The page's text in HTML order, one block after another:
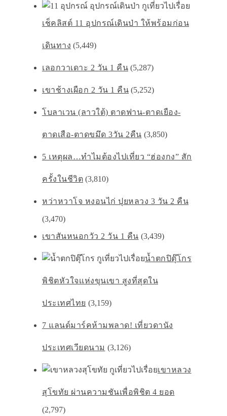
เช็คลิสต์ 11 อุปกรณ์เดินป่า ให้พร้อมก่อน
เดินทาง (5,449)
เลอกวาเดาะ 2 วัน 1 คืน (5,287)
เขาช้างเผือก 2 วัน 1 คืน (5,252)
โบลาเวน (ลาวใต้) ตาดฟาน-ตาดเยือง-
ตาดเสือ-ตาดขมึด 3วัน 2คืน (3,850)
5 เหตุผล…ทำไมต้องไปเที่ยว “ฮ่องกง” สัก
ครั้งในชีวิต (3,810)
หว่าหวาโจ หงอนไก่ ปุยหลวง 3 วัน 2 คืน
(3,470)
เขาสันหนอกวัว 2 วัน 1 คืน (3,439)
น้ำตกปิตุ๊โกร
พิชิตหัวใจเเห่งขุนเขา สูงที่สุดใน
ประเทศไทย (3,159)
7 แลนด์มาร์คห้ามพลาด! เที่ยวดานัง
ประเทศเวียดนาม (3,126)
เขาหลวง
สุโขทัย ผ่านความชันเพื่อพิชิต 4 ยอด
(2,797)